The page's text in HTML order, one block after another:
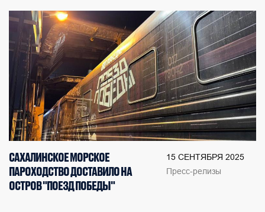
САХАЛИНСКОЕ МОРСКОЕ
ПАРОХОДСТВО ДОСТАВИЛО НА
ОСТРОВ "ПОЕЗД ПОБЕДЫ"
15 СЕНТЯБРЯ 2025
Пресс-релизы